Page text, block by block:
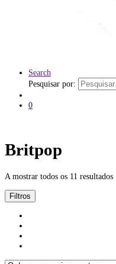
Search
Pesquisar por:
0
Britpop
A mostrar todos os 11 resultados
Filtros